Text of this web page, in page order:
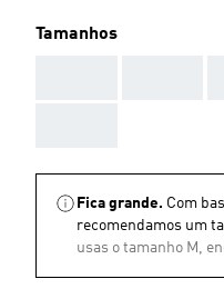
Tamanhos
Fica grande. Com
recomendamos um
usas o tamanho M,